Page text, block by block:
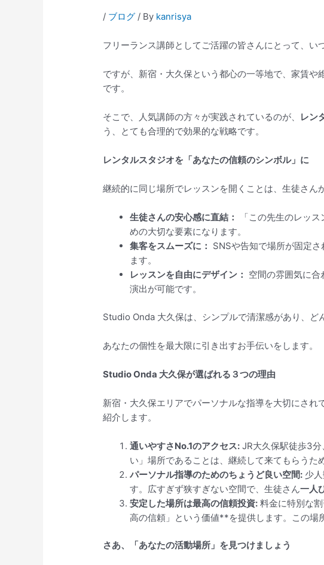
/ ブログ / By kanrisya
フリーランス講師としてご活躍の皆さんにとって、い
ですが、新宿・大久保という都心の一等地で、家賃
です。
そこで、人気講師の方々が実践されているのが、 レン
う、とても合理的で効果的な戦略です。
レンタルスタジオを「あなたの信頼のシンボル」に
継続的に同じ場所でレッスンを開くことは、生徒さ
生徒さんの安心感に直結：
「この先生のレッ
めの大切な要素になります。
集客をスムーズに： SNSや告知で場所が固定
ます。
レッスンを自由にデザイン： 空間の雰囲気に
演出が可能です。
Studio Onda 大久保は、シンプルで清潔感があり、ど
あなたの個性を最大限に引き出すお手伝いをします。
Studio Onda 大久保が選ばれる３つの理由
新宿・大久保エリアでパーソナルな指導を大切にさ
紹介します。
通いやすさNo.1のアクセス: JR大久保駅徒歩3
い」場所であることは、継続して来てもらうた
パーソナル指導のためのちょうど良い空間: 少
す。広すぎず狭すぎない空間で、生徒さん一人
安定した場所は最高の信頼投資: 料金に特別な
高の信頼」という価値**を提供します。この場
さあ、「あなたの活動場所」を見つけましょう